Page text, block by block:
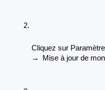
Cliquez sur
→
Mise à jour de